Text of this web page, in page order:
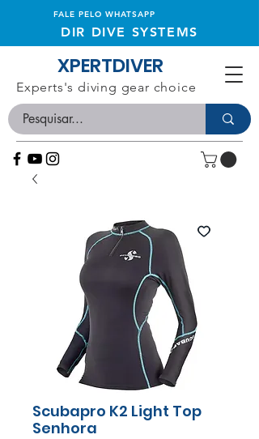
FALE PELO WHATSAPP
DIR DIVE SYSTEMS
XPERTDIVER
Experts's diving gear choice
Scubapro K2 Light Top
Senhora